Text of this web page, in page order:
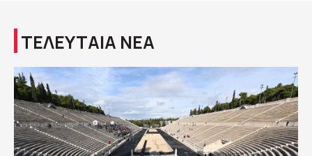
ΤΕΛΕΥΤΑΙΑ ΝΕΑ